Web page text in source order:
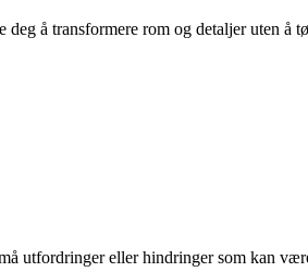
å transformere rom og detaljer uten å
utfordringer eller hindringer som kan